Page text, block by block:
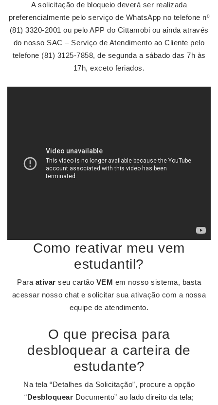
A solicitação de bloqueio deverá ser realizada
preferencialmente pelo serviço de WhatsApp no telefone nº
(81) 3320-2001 ou pelo APP do Cittamobi ou ainda através
do nosso SAC – Serviço de Atendimento ao Cliente pelo
telefone (81) 3125-7858, de segunda a sábado das 7h às
17h, exceto feriados.
Como reativar meu vem
estudantil?
Para ativar seu cartão VEM em nosso sistema, basta
acessar nosso chat e solicitar sua ativação com a nossa
equipe de atendimento.
O que precisa para
desbloquear a carteira de
estudante?
Na tela “Detalhes da Solicitação”, procure a opção
“Desbloquear Documento” ao lado direito da tela;